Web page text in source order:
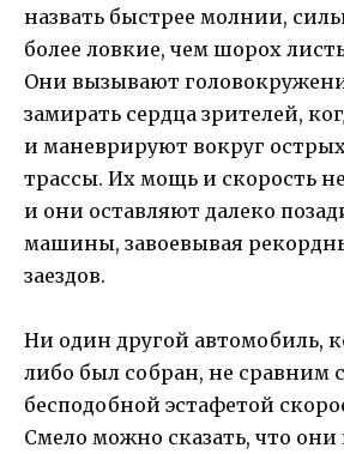
назвать быстрее молнии,
более ловкие, чем шорох
Они вызывают
замирать сердца зрителей,
и маневрируют вокруг
трассы. Их мощь и скорость
и они оставляют далеко
машины, завоевывая
заездов.
Ни один другой автомобиль,
либо был собран, не сравним
бесподобной эстафетой
Смело можно сказать, что